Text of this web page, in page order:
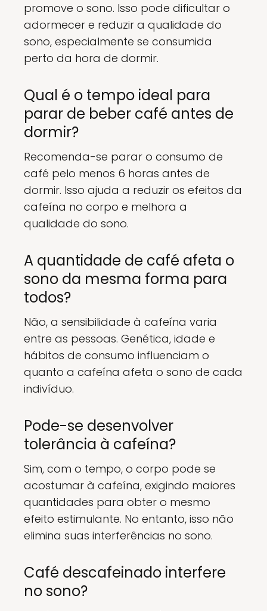
promove o sono. Isso pode dificultar o
adormecer e reduzir a qualidade do
sono, especialmente se consumida
perto da hora de dormir.
Qual é o tempo ideal para
parar de beber café antes de
dormir?
Recomenda-se parar o consumo de
café pelo menos 6 horas antes de
dormir. Isso ajuda a reduzir os efeitos da
cafeína no corpo e melhora a
qualidade do sono.
A quantidade de café afeta o
sono da mesma forma para
todos?
Não, a sensibilidade à cafeína varia
entre as pessoas. Genética, idade e
hábitos de consumo influenciam o
quanto a cafeína afeta o sono de cada
indivíduo.
Pode-se desenvolver
tolerância à cafeína?
Sim, com o tempo, o corpo pode se
acostumar à cafeína, exigindo maiores
quantidades para obter o mesmo
efeito estimulante. No entanto, isso não
elimina suas interferências no sono.
Café descafeinado interfere
no sono?